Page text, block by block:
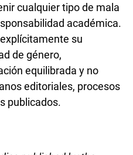
cualquier tipo de mala
académica.
su
de género,
equilibrada y no
editoriales, procesos
publicados.